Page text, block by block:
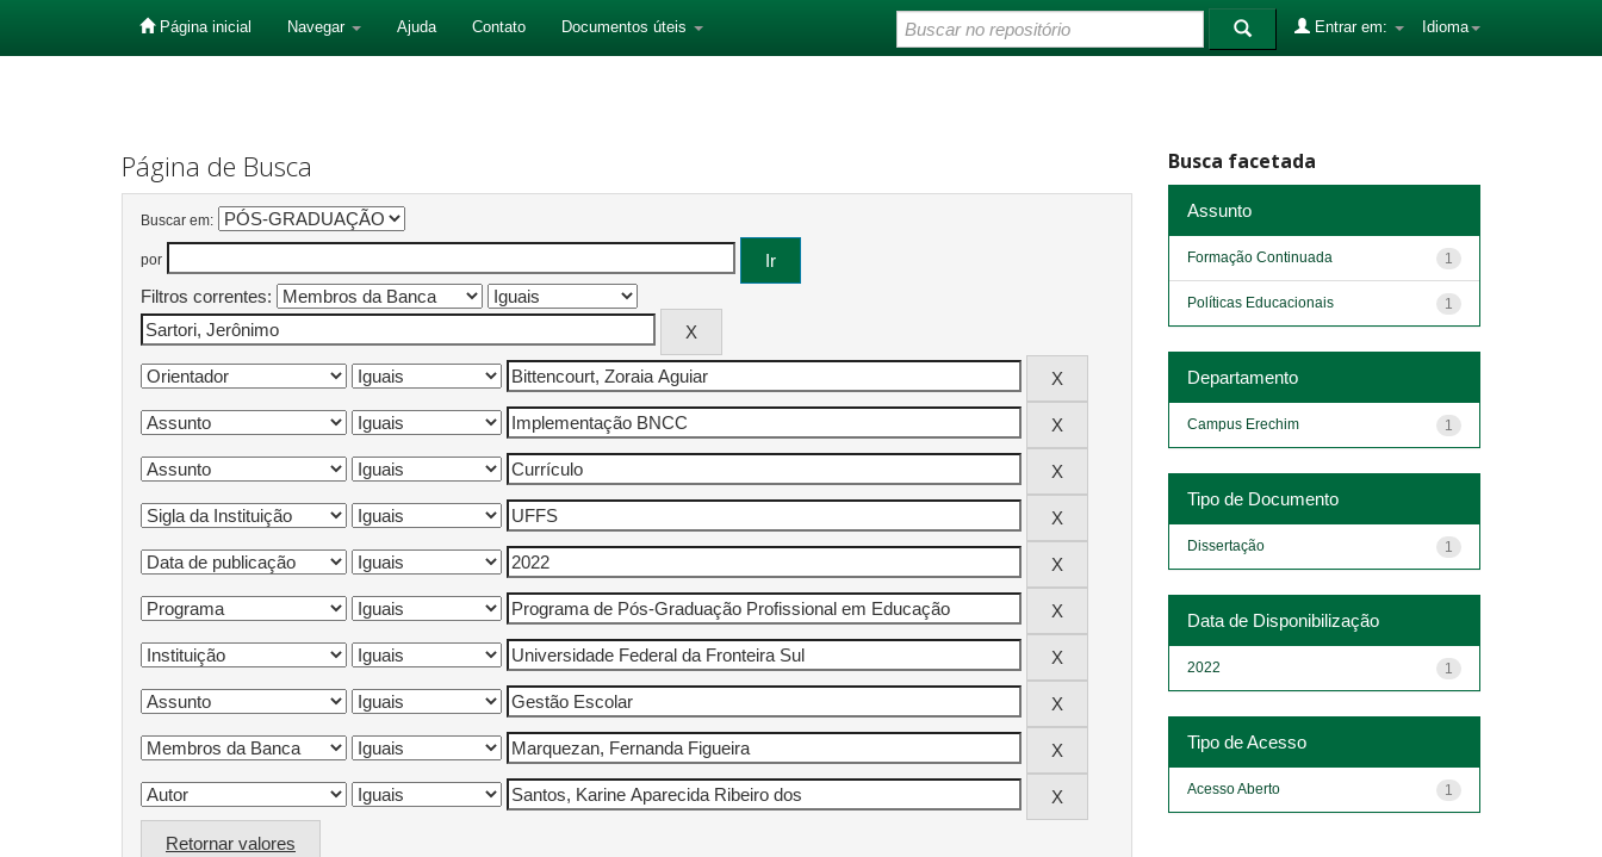
Página inicial Navegar Ajuda Contato Documentos úteis Idioma
Entrar em:
Página de Busca
Buscar em:
por
Filtros correntes:
Retornar valores
Busca facetada
Assunto
1
Formação Continuada
1
Políticas Educacionais
Departamento
1
Campus Erechim
Tipo de Documento
1
Dissertação
Data de Disponibilização
1
2022
Tipo de Acesso
1
Acesso Aberto